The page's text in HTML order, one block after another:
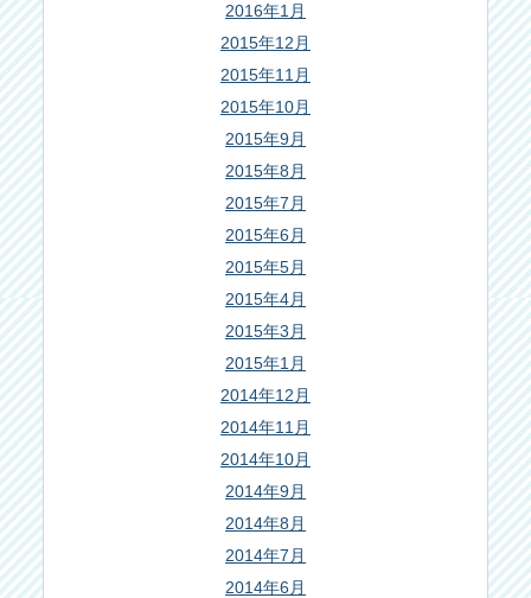
2016年1月
2015年12月
2015年11月
2015年10月
2015年9月
2015年8月
2015年7月
2015年6月
2015年5月
2015年4月
2015年3月
2015年1月
2014年12月
2014年11月
2014年10月
2014年9月
2014年8月
2014年7月
2014年6月